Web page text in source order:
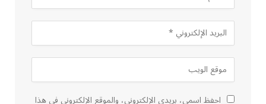
احفظ اسمي، بريدي الإلكتروني، والموقع الإلكتروني في هذا